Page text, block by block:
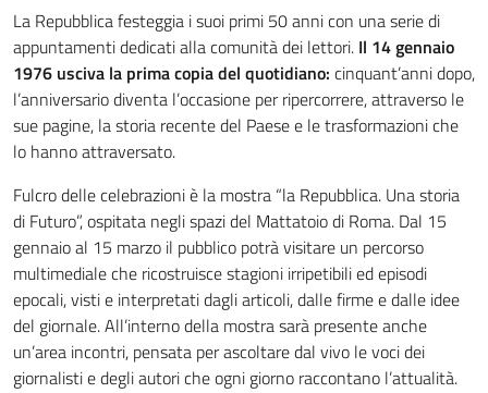
La Repubblica festeggia i suoi primi 50 anni con una serie di
appuntamenti dedicati alla comunità dei lettori. Il 14 gennaio
1976 usciva la prima copia del quotidiano: cinquant’anni dopo,
l’anniversario diventa l’occasione per ripercorrere, attraverso le
sue pagine, la storia recente del Paese e le trasformazioni che
lo hanno attraversato.
Fulcro delle celebrazioni è la mostra “la Repubblica. Una storia
di Futuro”, ospitata negli spazi del Mattatoio di Roma. Dal 15
gennaio al 15 marzo il pubblico potrà visitare un percorso
multimediale che ricostruisce stagioni irripetibili ed episodi
epocali, visti e interpretati dagli articoli, dalle firme e dalle idee
del giornale. All’interno della mostra sarà presente anche
un’area incontri, pensata per ascoltare dal vivo le voci dei
giornalisti e degli autori che ogni giorno raccontano l’attualità.